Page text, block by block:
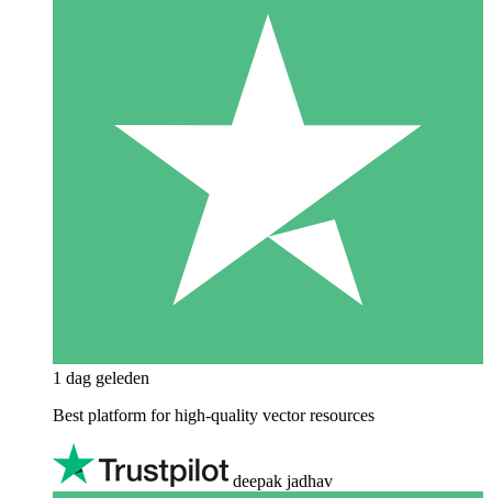
1 dag geleden
Best platform for high-quality vector resources
deepak jadhav